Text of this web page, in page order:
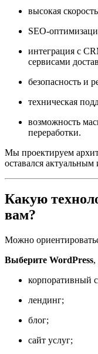
высокая
SEO-
интеграция с
сервисами
безопасность и
техническая
возможность
переработки.
Мы проектируем
оставался актуальным
Какую
вам?
Можно
Выберите WordPress,
корпоративный
лендинг;
блог;
сайт услуг;